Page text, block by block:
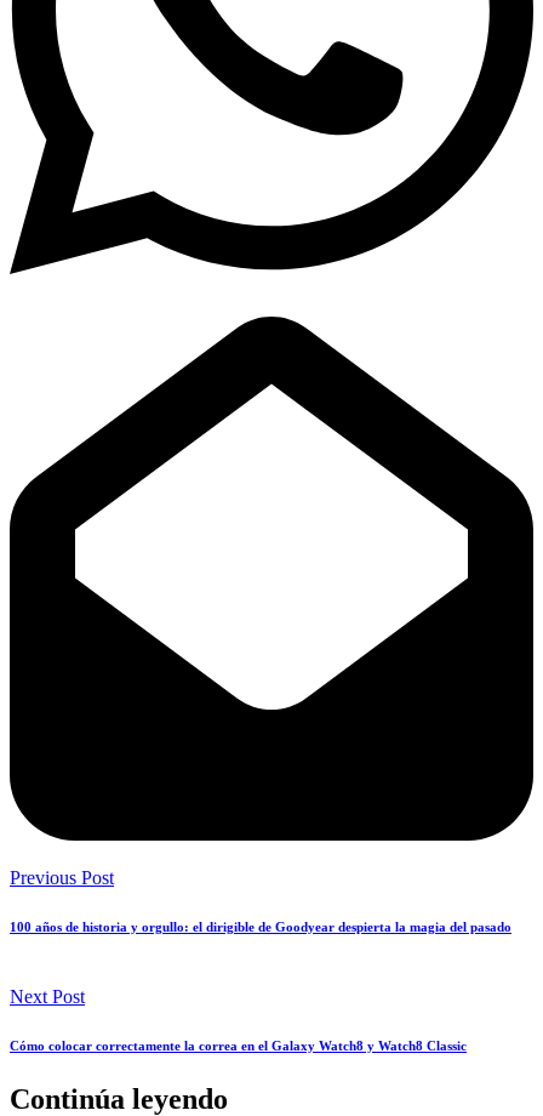
Previous Post
100 años de historia y orgullo: el dirigible de Goodyear despierta la magia del pasado
Next Post
Cómo colocar correctamente la correa en el Galaxy Watch8 y Watch8 Classic
Continúa leyendo